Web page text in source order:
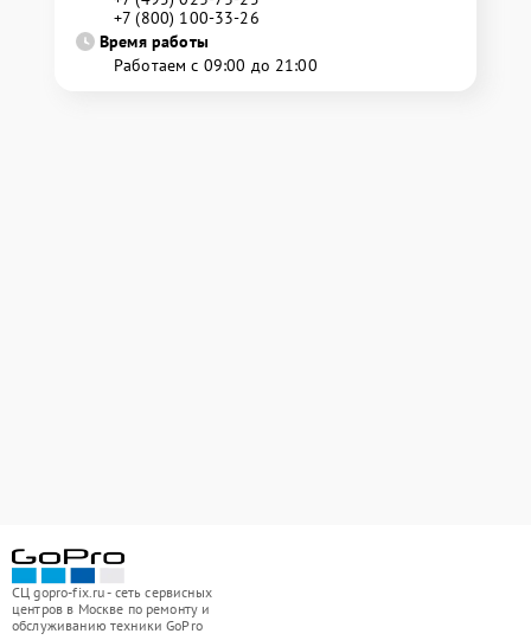
+7 (800) 100-33-26
Время работы
Работаем с 09:00 до 21:00
СЦ gopro-fix.ru - сеть сервисных
центров в Москве по ремонту и
обслуживанию техники GoPro